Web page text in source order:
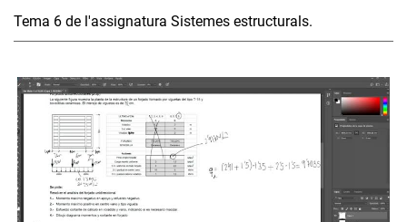
Tema 6 de l'assignatura Sistemes estructurals.